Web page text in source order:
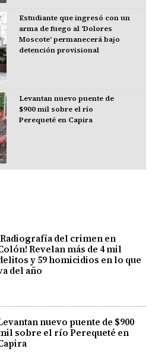
Estudiante que ingresó con un
arma de fuego al 'Dolores
Moscote' permanecerá bajo
detención provisional
Levantan nuevo puente de
$900 mil sobre el río
Perequeté en Capira
del crimen en
Revelan más de 4 mil
y 59 homicidios en lo que
del año
nuevo puente de $900
sobre el río Perequeté en